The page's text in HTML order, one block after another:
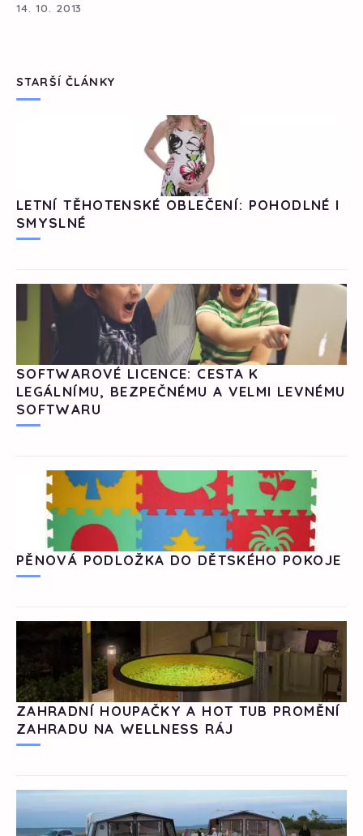
14. 10. 2013
STARŠÍ ČLÁNKY
LETNÍ TĚHOTENSKÉ OBLEČENÍ: POHODLNÉ I
SMYSLNÉ
SOFTWAROVÉ LICENCE: CESTA K
LEGÁLNÍMU, BEZPEČNÉMU A VELMI LEVNÉMU
SOFTWARU
PĚNOVÁ PODLOŽKA DO DĚTSKÉHO POKOJE
ZAHRADNÍ HOUPAČKY A HOT TUB PROMĚNÍ
ZAHRADU NA WELLNESS RÁJ